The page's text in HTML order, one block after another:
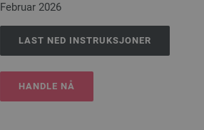
Februar 2026
LAST NED INSTRUKSJONER
HANDLE NÅ